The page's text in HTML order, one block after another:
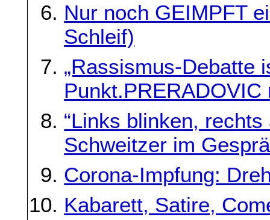
Nur noch GEIMPFT
Schleif)
„Rassismus-Debatte
“Links blinken,
Schweitzer im
Corona-Impfung:
Kabarett, Satire,